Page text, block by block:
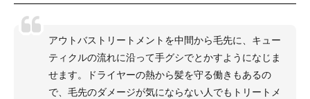
アウトバストリートメントを中間から毛先に、キュー
ティクルの流れに沿って手グシでとかすようになじま
せます。ドライヤーの熱から髪を守る働きもあるの
で、毛先のダメージが気にならない人でもトリートメ